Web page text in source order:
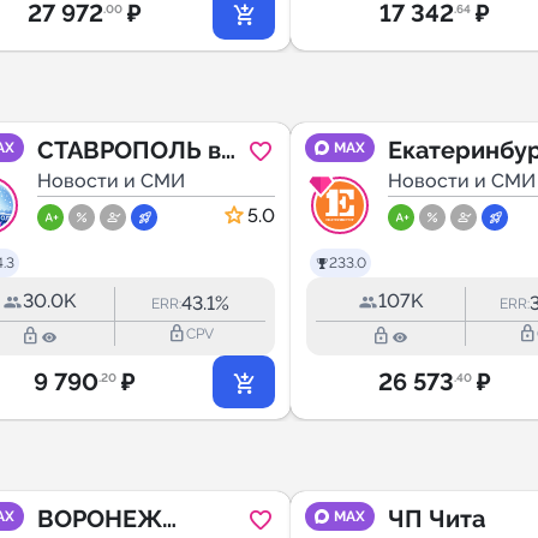
27 972.00 ₽ 17 342.64 ₽
СТАВРОПОЛЬ в
МАХ
Новости и СМИ
5.0
30.0K ERR:43.1%
lock_outline lock_outlineCPV
9 790.20 ₽
MAX
233.0
Первый
Новости и СМИ
107K ERR:
lock_outline lock_outline
26 573.40 ₽
ВОРОНЕЖ
MAX ЧП Чита